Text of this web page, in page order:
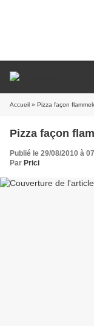
Accueil » Pizza façon
Pizza façon
Publié le 29/08/2010 à
Par Prici